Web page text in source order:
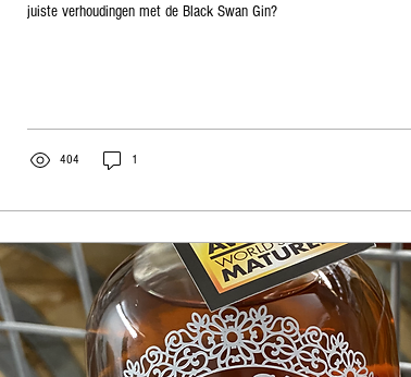
juiste verhoudingen met de Black Swan Gin?
404 1